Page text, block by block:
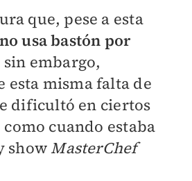
que, pese a esta
no usa bastón por
sin embargo,
esta misma falta de
dificultó en ciertos
cuando estaba
show MasterChef